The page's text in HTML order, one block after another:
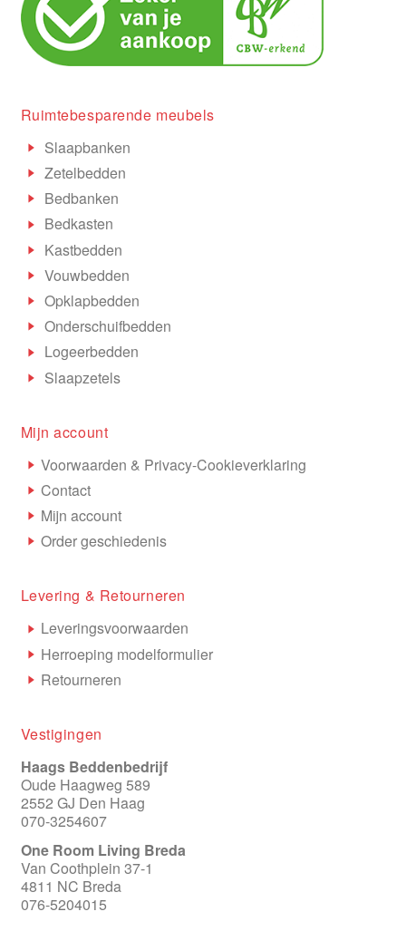
Ruimtebesparende meubels
Slaapbanken
Zetelbedden
Bedbanken
Bedkasten
Kastbedden
Vouwbedden
Opklapbedden
Onderschuifbedden
Logeerbedden
Slaapzetels
Mijn account
Voorwaarden & Privacy-Cookieverklaring
Contact
Mijn account
Order geschiedenis
Levering & Retourneren
Leveringsvoorwaarden
Herroeping modelformulier
Retourneren
Vestigingen
Haags Beddenbedrijf
Oude Haagweg 589
2552 GJ Den Haag
070-3254607
One Room Living Breda
Van Coothplein 37-1
4811 NC Breda
076-5204015